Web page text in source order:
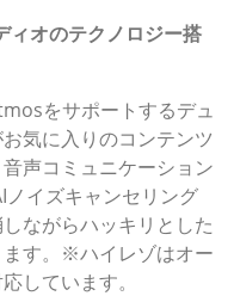
オのテクノロジー搭
をサポートするデュ
気に入りのコンテンツ
声コミュニケーション
イズキャンセリング
ながらハッキリとした
す。※ハイレゾはオー
しています。